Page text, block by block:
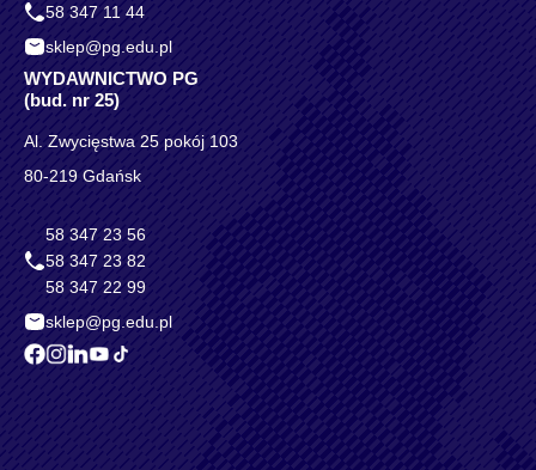
58 347 11 44
sklep@pg.edu.pl
WYDAWNICTWO PG
(bud. nr 25)
Al. Zwycięstwa 25 pokój 103
80-219 Gdańsk
58 347 23 56
58 347 23 82
58 347 22 99
sklep@pg.edu.pl